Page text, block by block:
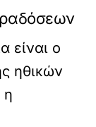
είναι ο
ηθικών
η